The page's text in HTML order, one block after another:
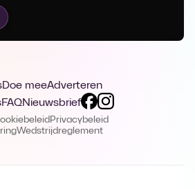
Doe meeAdverteren
FAQNieuwsbrief
Privacybeleid
Wedstrijdreglement